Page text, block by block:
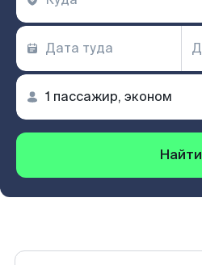
Найти